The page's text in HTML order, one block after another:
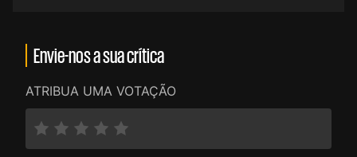
Envie-nos a sua crítica
ATRIBUA UMA VOTAÇÃO